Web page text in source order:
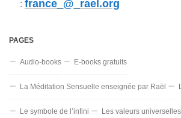
: france_@_rael.org
PAGES
Audio-books E-books gratuits
La Méditation Sensuelle enseignée par Raël
Le symbole de l’infini Les valeurs